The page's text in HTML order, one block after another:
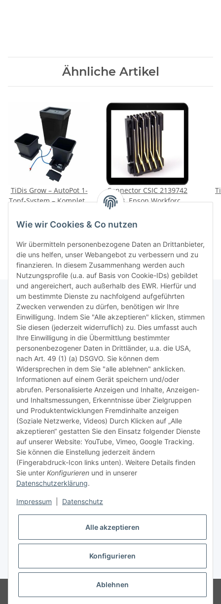
Ähnliche Artikel
TiDis Grow – AutoPot 1-
Topf-System – Komplett-
Tank
Connector CSIC 2139742
f.z.B. Epson Workforce
WF-2010, WF-2110 ,WF-
2510,WF-2520,WF-
19,95 € pro Stück
TiDis Lizenzsystem
Meist besuchte Seiten:
Tipps & Tricks rund um Sublimation
TiDis Videos auf Youtube
Nachfüllpreise für Druckerpatronen
Refillservice Patronen verpacken
TiDis Druckerwerkstatt
TiDis PC & Notebookwerkstatt
TiDis eScooter Werkstatt
GIC (German Ink Company)
Der Refiller (Infoportal)
* Alle Preise inkl. gesetzlicher USt., zzgl.Versand
Shoppreisen abweichen:
Wie wir Cookies & Co nutzen
Wir übermitteln personenbezogene Daten an Drittanbieter,
die uns helfen, unser Webangebot zu verbessern und zu
finanzieren. In diesem Zusammenhang werden auch
Nutzungsprofile (u.a. auf Basis von Cookie-IDs) gebildet
und angereichert, auch außerhalb des EWR. Hierfür und
um bestimmte Dienste zu nachfolgend aufgeführten
Zwecken verwenden zu dürfen, benötigen wir Ihre
Einwilligung. Indem Sie "Alle akzeptieren" klicken, stimmen
Sie diesen (jederzeit widerruflich) zu. Dies umfasst auch
Ihre Einwilligung in die Übermittlung bestimmter
personenbezogener Daten in Drittländer, u.a. die USA,
nach Art. 49 (1) (a) DSGVO. Sie können dem
Widersprechen in dem Sie "alle ablehnen" anklicken.
Informationen auf einem Gerät speichern und/oder
abrufen. Personalisierte Anzeigen und Inhalte, Anzeigen-
und Inhaltsmessungen, Erkenntnisse über Zielgruppen
und Produktentwicklungen Fremdinhalte anzeigen
(Soziale Netzwerke, Videos) Durch Klicken auf „Alle
akzeptieren“ gestatten Sie den Einsatz folgender Dienste
auf unserer Website: YouTube, Vimeo, Google Tracking.
Sie können die Einstellung jederzeit ändern
(Fingerabdruck-Icon links unten). Weitere Details finden
Sie unter Konfigurieren und in unserer
Datenschutzerklärung.
Impressum Datenschutz
Alle akzeptieren
Konfigurieren
Ablehnen